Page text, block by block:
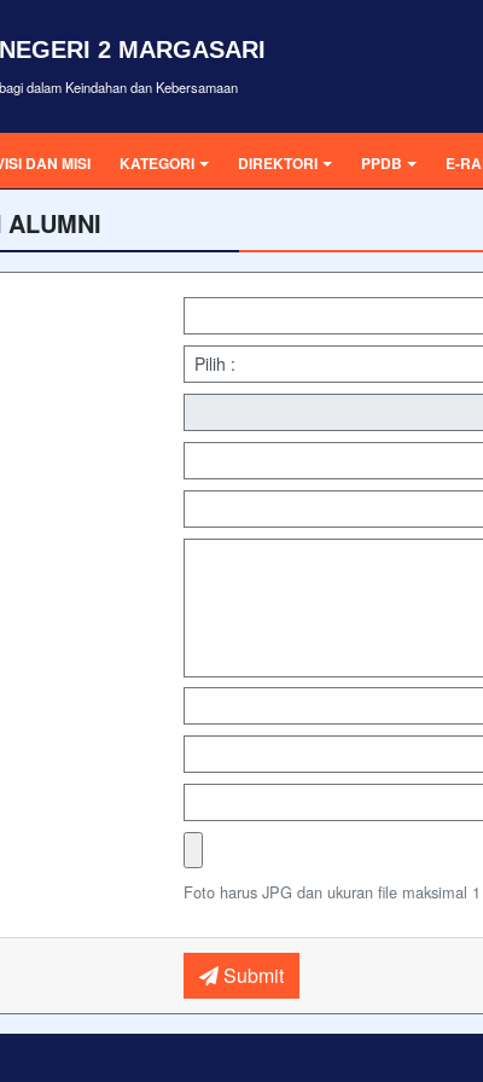
2 MARGASARI
dalam Keindahan dan Kebersamaan
DAN MISI KATEGORI DIREKTORI PPDB E-
ALUMNI
Foto harus JPG dan ukuran file maksimal
Submit